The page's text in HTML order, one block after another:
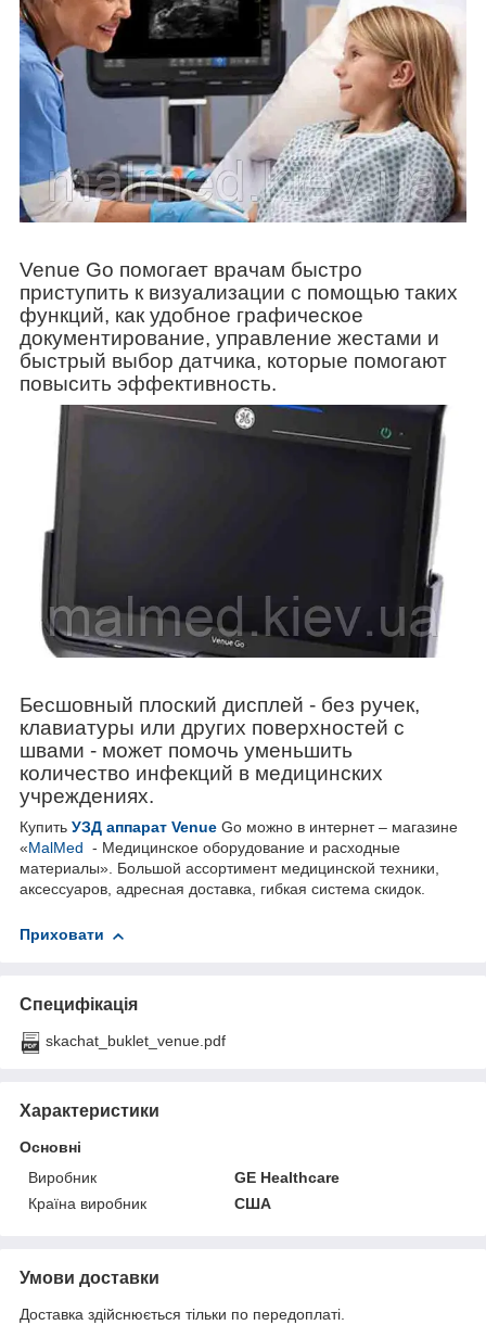
Venue Go помогает врачам быстро
приступить к визуализации с помощью таких
функций, как удобное графическое
документирование, управление жестами и
быстрый выбор датчика, которые помогают
повысить эффективность.
Бесшовный плоский дисплей - без ручек,
клавиатуры или других поверхностей с
швами - может помочь уменьшить
количество инфекций в медицинских
учреждениях.
Купить УЗД аппарат Venue Go можно в интернет – магазине
«MalMed - Медицинское оборудование и расходные
материалы». Большой ассортимент медицинской техники,
аксессуаров, адресная доставка, гибкая система скидок.
Приховати
Специфікація
skachat_buklet_venue.pdf
Характеристики
Основні
Виробник
GE Healthcare
Країна виробник
США
Умови доставки
Доставка здійснюється тільки по передоплаті.